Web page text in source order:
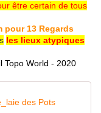
être certain de tous
pour 13 Regards
les lieux atypiques
Topo World - 2020
des Pots